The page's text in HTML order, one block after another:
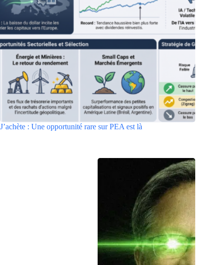
J’achète : Une opportunité rare sur PEA est là